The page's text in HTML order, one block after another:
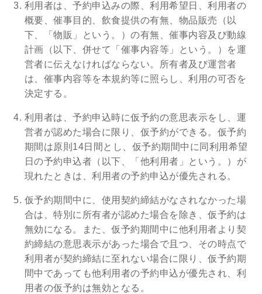
利用者は、予約申込みの際、利用希望日、利用者の
概要、催事目的、飲食提供の有無、物品販売（以
下、「物販」という。）の有無、催事内容及び動線
計画（以下、併せて「催事内容等」という。）を運
営者に伝えなければならない。所有者及び運営者
は、催事内容等を本規約等に照らし、利用の可否を
決定する。
利用者は、予約申込時に仮予約の意思表示をし、運
営者が認めた場合に限り、仮予約ができる。仮予約
期間は原則14日間とし、仮予約期間中に同利用希望
日の予約申込者（以下、「他利用者」という。）が
現れたときは、利用者の予約申込が優先される。
仮予約期間中に、使用契約締結がなされなかった場
合は、特別に所有者が認めた場合を除き、仮予約は
無効になる。また、仮予約期間中に他利用者より契
約締結の意思表示があった場合で且つ、その時点で
利用者が契約締結に至れない場合に限り、仮予約期
間中であっても他利用者の予約申込が優先され、利
用者の仮予約は無効となる。